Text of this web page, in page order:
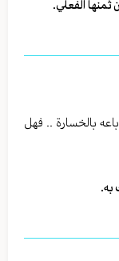
الفعلي.
بالخسارة .. فهل
به.